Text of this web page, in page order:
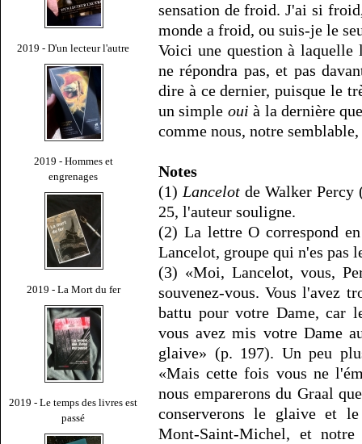
2019 - D'un lecteur l'autre
2019 - Hommes et
engrenages
2019 - La Mort du fer
2019 - Le temps des livres est
passé
sensation de froid. J'ai si
monde a froid, ou suis-je le
Voici une question à laquelle
ne répondra pas, et pas
dire à ce dernier, puisque le
un simple oui à la dernière
comme nous, notre
Notes
(1) Lancelot de Walker Percy
25, l'auteur souligne.
(2) La lettre O correspond
Lancelot, groupe qui n'es pas
(3) «Moi, Lancelot, vous,
souvenez-vous. Vous l'avez
battu pour votre Dame, car
vous avez mis votre Dame
glaive» (p. 197). Un peu
«Mais cette fois vous ne
nous emparerons du Graal
conserverons le glaive et
Mont-Saint-Michel, et